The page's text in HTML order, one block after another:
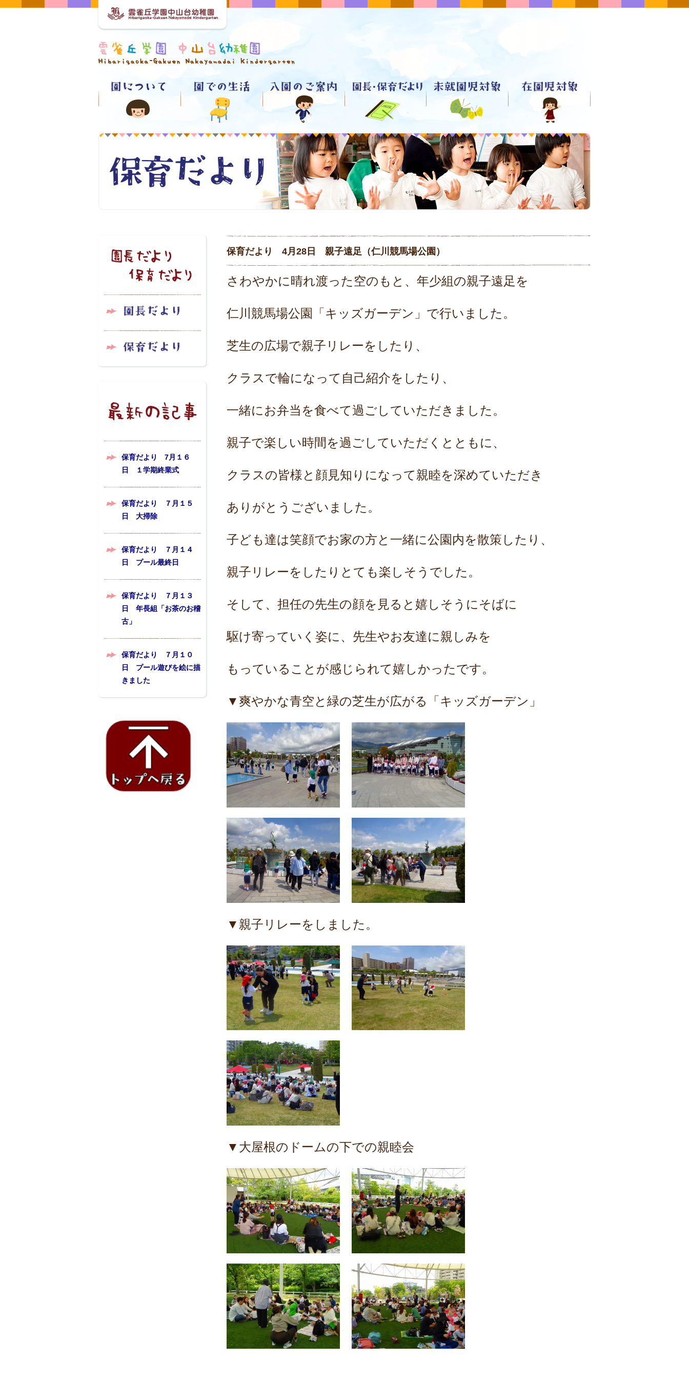
保育だより 7月１６
日 １学期終業式
保育だより ７月１５
日 大掃除
保育だより ７月１４
日 プール最終日
保育だより ７月１３
日 年長組「お茶のお稽
古」
保育だより ７月１０
日 プール遊びを絵に描
きました
保育だより 4月28日 親子遠足（仁川競馬場公園）
さわやかに晴れ渡った空のもと、 年少組の親子遠足を
仁川競馬場公園「キッズガーデン」で行いました。
芝生の広場で親子リレーをしたり、
クラスで輪になって自己紹介をしたり、
一緒にお弁当を食べて過ごしていただきました。
親子で楽しい時間を過ごしていただくとともに、
クラスの皆様と顔見知りになって親睦を深めていただき
ありがとうございました。
子ども達は笑顔でお家の方と一緒に公園内を散策したり、
親子リレーをしたりとても楽しそうでした。
そして、担任の先生の顔を見ると 嬉しそうにそばに
駆け寄っていく姿に、先生やお友達に親しみを
もっていることが感じられて嬉しかったです。
▼爽やかな青空と緑の芝生が広がる「キッズガーデン」
▼親子リレーをしました。
▼大屋根のドームの下での親睦会